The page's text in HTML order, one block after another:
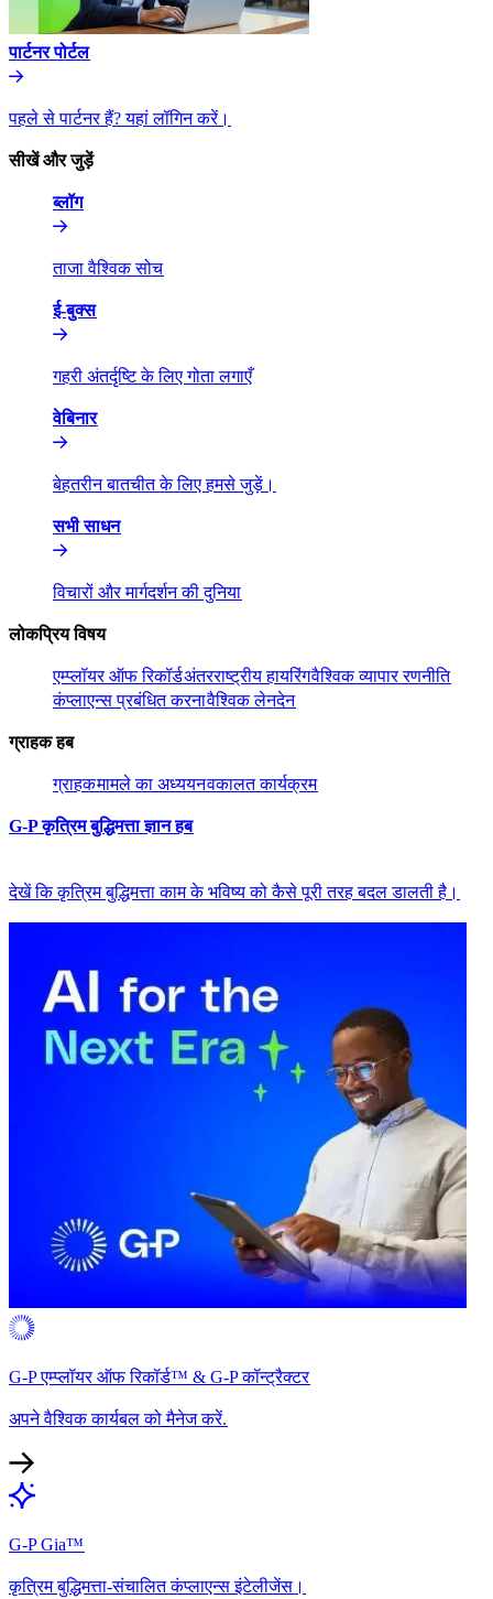
पार्टनर पोर्टल​​
पहले से पार्टनर हैं? यहां लॉगिन करें।​​
सीखें और जुड़ें​​
ब्लॉग​​
ताजा वैश्विक सोच​​
ई-बुक्स​​
गहरी अंतर्दृष्टि के लिए गोता लगाएँ​​
वेबिनार​​
बेहतरीन बातचीत के लिए हमसे जुड़ें।​​
सभी साधन​​
विचारों और मार्गदर्शन की दुनिया​​
लोकप्रिय विषय​​
एम्प्लॉयर ऑफ रिकॉर्ड​​अंतरराष्ट्रीय हायरिंग​​वैश्विक व्यापार रणनीति​​
कंप्लाएन्स प्रबंधित करना​​वैश्विक लेनदेन​​
ग्राहक हब​​
ग्राहक​​मामले का अध्ययन​​वकालत कार्यक्रम​​
G-P कृत्रिम बुद्धिमत्ता ज्ञान हब​​
देखें कि कृत्रिम बुद्धिमत्ता काम के भविष्य को कैसे पूरी तरह बदल डालती है।​​
G-P एम्प्लॉयर ऑफ रिकॉर्ड™ & G-P कॉन्ट्रैक्टर​​
अपने वैश्विक कार्यबल को मैनेज करें.​​
G-P Gia™​​
कृत्रिम बुद्धिमत्ता-संचालित कंप्लाएन्स इंटेलीजेंस।​​